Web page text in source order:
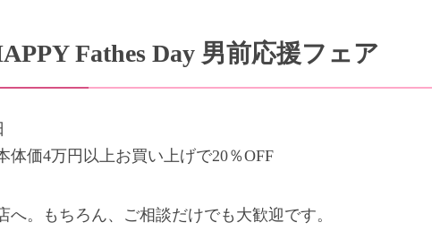
Fathes Day 男前応援フェア
体価4万円以上お買い上げで20％OFF
。もちろん、ご相談だけでも大歓迎です。